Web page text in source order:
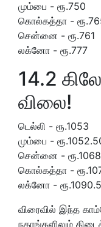
மும்பை - ரூ.750
கொல்கத்தா -
சென்னை - ரூ.761
லக்னோ - ரூ.777
14.2
விலை!
டெல்லி - ரூ.1053
மும்பை -
சென்னை -
கொல்கத்தா -
லக்னோ -
விரைவில் இந்த
நகரங்களிலும்